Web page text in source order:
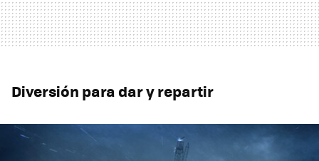
Diversión para dar y repartir